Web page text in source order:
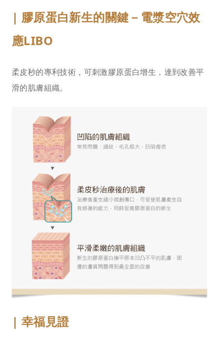
| 膠原蛋白新生的關鍵－電漿空穴效
應LIBO
柔皮秒的專利技術，可刺激膠原蛋白增生，達到改善平
滑的肌膚組織。
| 幸福見證